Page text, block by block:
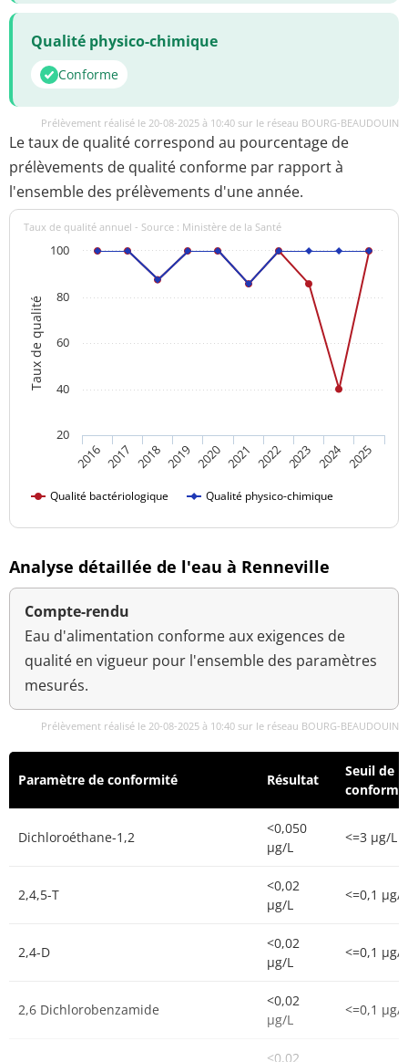
Qualité physico-chimique
Conforme
Prélèvement réalisé le 20-08-2025 à 10:40 sur le réseau BOURG-BEAUDOUIN
Le taux de qualité correspond au pourcentage de
prélèvements de qualité conforme par rapport à
l'ensemble des prélèvements d'une année.
Taux de qualité
Taux de qualité annuel - Source : Ministère de la Santé
Qualité bactériologique Qualité physico-chimique
2016 2017 2018 2019 2020 2021 2022 2023 2024 2025
20
40
60
80
100
Analyse détaillée de l'eau à Renneville
Compte-rendu
Eau d'alimentation conforme aux exigences de
qualité en vigueur pour l'ensemble des paramètres
mesurés.
Prélèvement réalisé le 20-08-2025 à 10:40 sur le réseau BOURG-BEAUDOUIN
Paramètre de conformité Résultat
Seuil de
Dichloroéthane-1,2
<0,050
µg/L
<=3 µg/L
2,4,5-T
<0,02
µg/L
<=0,1 µg/L
2,4-D
<0,02
µg/L
<=0,1 µg/L
2,6 Dichlorobenzamide
<0,02
µg/L
<=0,1 µg/L
<0,02